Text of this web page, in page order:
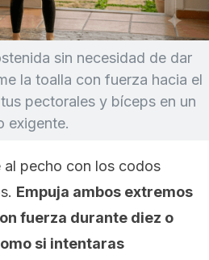
sin necesidad de dar
la toalla con fuerza hacia el
pectorales y bíceps en un
exigente.
al pecho con los codos
Empuja ambos extremos
fuerza durante diez o
si intentaras